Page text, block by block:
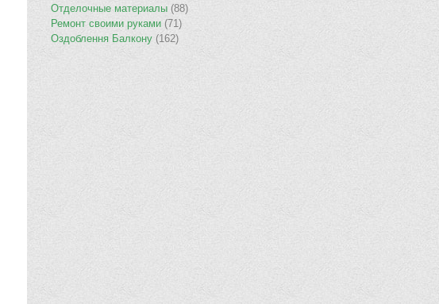
Отделочные материалы (88)
Ремонт своими руками (71)
Оздоблення Балкону (162)